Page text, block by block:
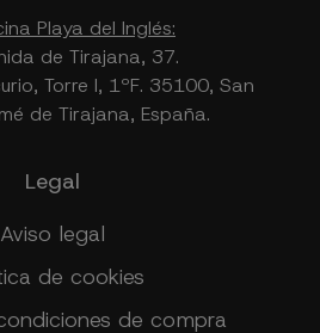
Playa del Inglés:
de Tirajana, 37.
Torre I, 1ºF. 35100, San
de Tirajana, España.
Legal
Aviso legal
de cookies
de compra